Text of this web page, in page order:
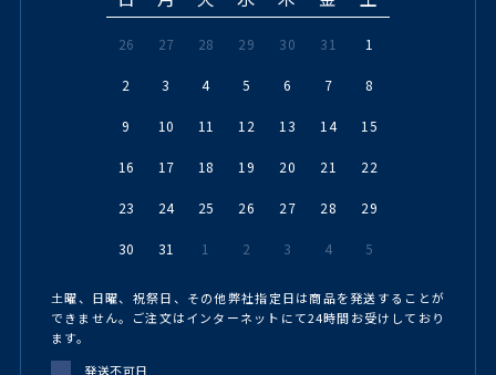
26 27 28 29 30 31 1
2 3 4 5 6 7 8
9 10 11 12 13 14 15
16 17 18 19 20 21 22
23 24 25 26 27 28 29
30 31 1 2 3 4 5
土曜、日曜、祝祭日、その他弊社指定日は商品を発送することが
できません。ご注文はインターネットにて24時間お受けしており
ます。
発送不可日